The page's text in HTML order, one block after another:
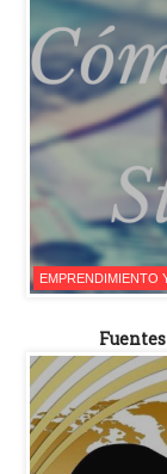
EMPRENDIMIENTO